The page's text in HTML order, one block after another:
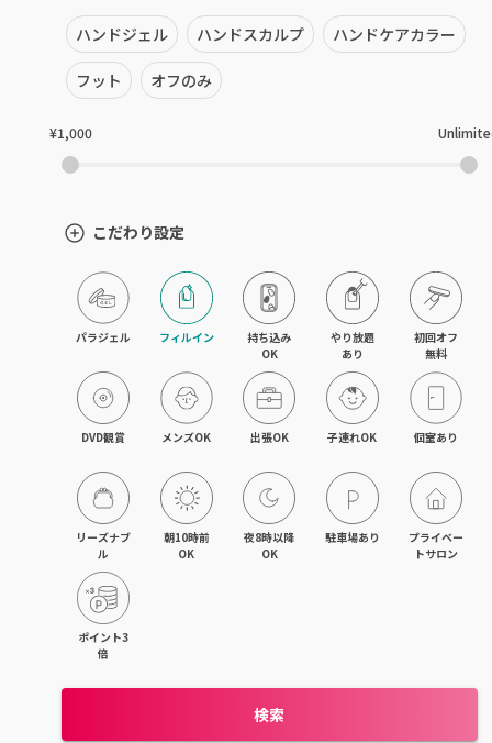
淀屋橋・本町・肥後橋
天神橋・天満
東三国・十三・淀川区
京橋・都島区
鶴見区・城東区・旭区
東成区・生野区
住吉区・住之江区・西成区
平野区・東住吉区
大正・九条・弁天町
枚方・寝屋川・交野
ハンドジェル ハンドスカルプ ハンドケアカラー
フット オフのみ
¥1,000
こだわり設定
パラジェル フィルイン
持ち込み
OK
やり放題
あり
初回オフ
無料
DVD観賞 メンズOK 出張OK 子連れOK 個室あり
リーズナブ
ル
朝10時前
OK
夜8時以降
OK
駐車場あり
プライベー
トサロン
ポイント3
倍
検索